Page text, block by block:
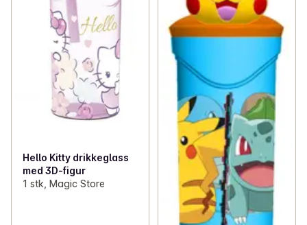
Hello Kitty drikkeglass
med 3D-figur
1 stk, Magic Store